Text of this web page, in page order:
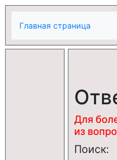
Главная страница
Для
из
Поиск: